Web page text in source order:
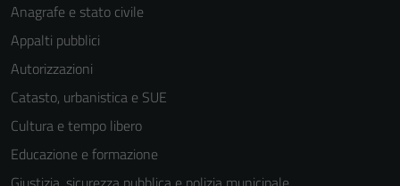
Anagrafe e stato civile
Appalti pubblici
Autorizzazioni
Catasto, urbanistica e SUE
Cultura e tempo libero
Educazione e formazione